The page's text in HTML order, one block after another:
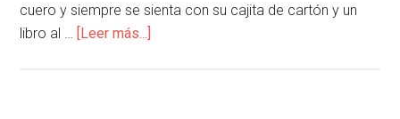
cuero y siempre se sienta con su cajita de cartón y un
libro al … [Leer más...]